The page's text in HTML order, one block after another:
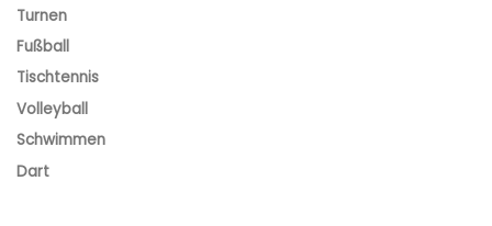
Turnen
Fußball
Tischtennis
Volleyball
Schwimmen
Dart